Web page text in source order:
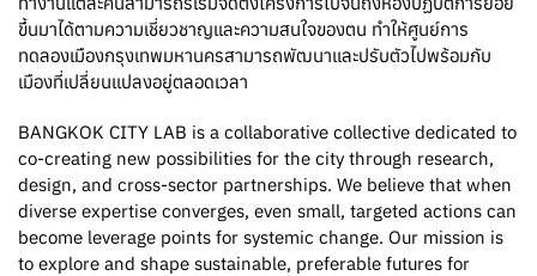
ขึ้นมาได้ตามความเชี่ยวชาญและความสนใจของตน ทำให้ศูนย์การ
ทดลองเมืองกรุงเทพมหานครสามารถพัฒนาและปรับตัวไปพร้อมกับ
เมืองที่เปลี่ยนแปลงอยู่ตลอดเวลา
BANGKOK CITY LAB is a collaborative collective dedicated to
co-creating new possibilities for the city through research,
design, and cross-sector partnerships. We believe that when
diverse expertise converges, even small, targeted actions can
become leverage points for systemic change. Our mission is
to explore and shape sustainable, preferable futures for